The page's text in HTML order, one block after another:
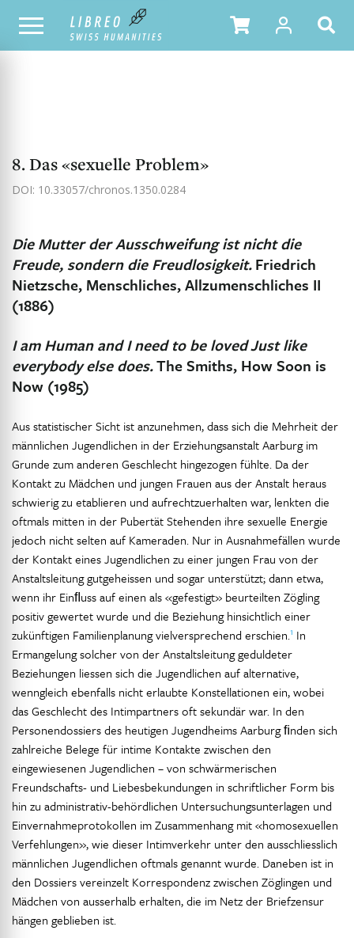
NOTRE CATALOGUE TABLE DES MATIÈRES
8. Das «sexuelle Problem»
DOI: 10.33057/chronos.1350.0284
Die Mutter der Ausschweifung ist nicht die
Freude, sondern die Freudlosigkeit.Friedrich
Nietzsche, Menschliches, Allzumenschliches II
(1886)
I am Human and I need to be lovedJust like
everybody else does.The Smiths, How Soon is
Now (1985)
Aus statistischer Sicht ist anzunehmen, dass sich die Mehrheit der
männlichen Jugendlichen in der Erziehungsanstalt Aarburg im
Grunde zum anderen Geschlecht hingezogen fühlte. Da der
Kontakt zu Mädchen und jungen Frauen aus der Anstalt heraus
schwierig zu etablieren und aufrechtzuerhalten war, lenkten die
oftmals mitten in der Pubertät Stehenden ihre sexuelle Energie
jedoch nicht selten auf Kameraden. Nur in Ausnahmefällen wurde
der Kontakt eines Jugendlichen zu einer jungen Frau von der
Anstaltsleitung gutgeheissen und sogar unterstützt; dann etwa,
wenn ihr Einﬂuss auf einen als «gefestigt» beurteilten Zögling
positiv gewertet wurde und die Beziehung hinsichtlich einer
zukünftigen Familienplanung vielversprechend erschien.1 In
Ermangelung solcher von der Anstaltsleitung geduldeter
Beziehungen liessen sich die Jugendlichen auf alternative,
wenngleich ebenfalls nicht erlaubte Konstellationen ein, wobei
das Geschlecht des Intimpartners oft sekundär war. In den
Personendossiers des heutigen Jugendheims Aarburg ﬁnden sich
zahlreiche Belege für intime Kontakte zwischen den
eingewiesenen Jugendlichen – von schwärmerischen
Freundschafts- und Liebesbekundungen in schriftlicher Form bis
hin zu administrativ-behördlichen Untersuchungsunterlagen und
Einvernahmeprotokollen im Zusammenhang mit «homosexuellen
Verfehlungen», wie dieser Intimverkehr unter den ausschliesslich
männlichen Jugendlichen oftmals genannt wurde. Daneben ist in
den Dossiers vereinzelt Korrespondenz zwischen Zöglingen und
Mädchen von ausserhalb erhalten, die im Netz der Briefzensur
hängen geblieben ist.